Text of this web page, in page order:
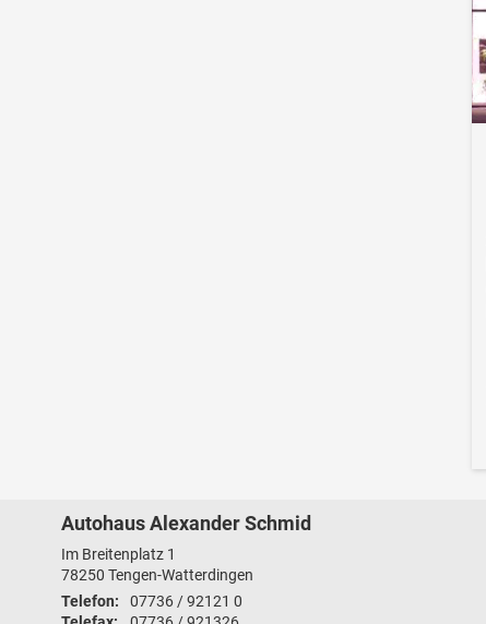
Autohaus Alexander Schmid
Im Breitenplatz 1
78250 Tengen-Watterdingen
Telefon:
07736 / 92121 0